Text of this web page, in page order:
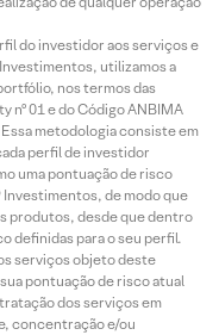
do investidor aos serviços e
utilizamos a
nos termos das
nº 01 e do Código ANBIMA
metodologia consiste em
perfil de investidor
uma pontuação de risco
Investimentos, de modo que
produtos, desde que dentro
definidas para o seu perfil.
serviços objeto deste
pontuação de risco atual
dos serviços em
concentração e/ou